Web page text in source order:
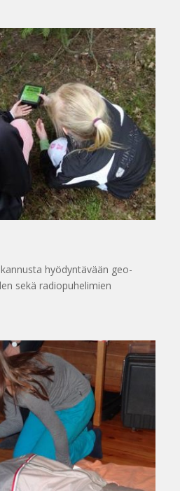
hyödyntävään geo-
sekä radiopuhelimien